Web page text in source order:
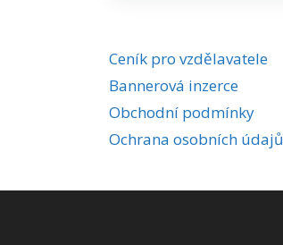
Ceník pro vzdělavatele
Bannerová inzerce
Obchodní podmínky
Ochrana osobních údajů